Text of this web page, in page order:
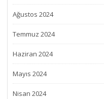
Ağustos 2024
Temmuz 2024
Haziran 2024
Mayıs 2024
Nisan 2024